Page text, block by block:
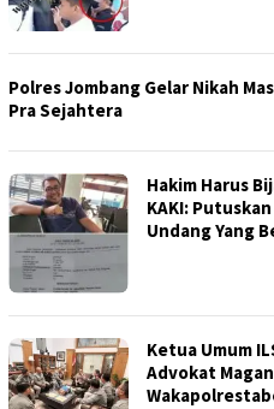
Polres Jombang Gelar Nikah
Pra Sejahtera
Hakim Harus
KAKI:
Undang Yang
Ketua Umum
Advokat